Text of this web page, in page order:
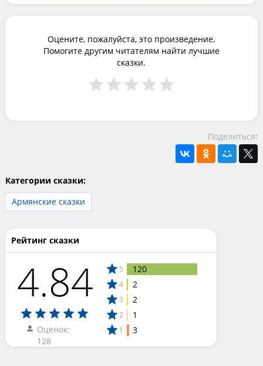
Оцените, пожалуйста, это произведение.
Помогите другим читателям найти лучшие
сказки.
Поделиться:
Категории сказки:
Армянские сказки
Рейтинг сказки
4.84
Оценок:
128
5 120
4 2
3 2
2 1
1 3